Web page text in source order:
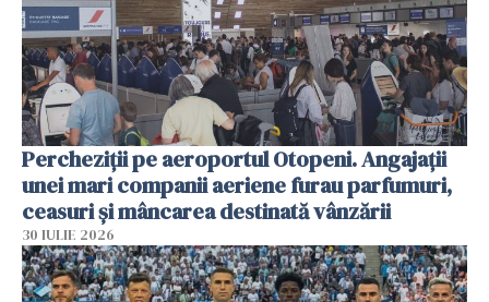
Percheziții pe aeroportul Otopeni. Angajații
unei mari companii aeriene furau parfumuri,
ceasuri și mâncarea destinată vânzării
30 IULIE 2026